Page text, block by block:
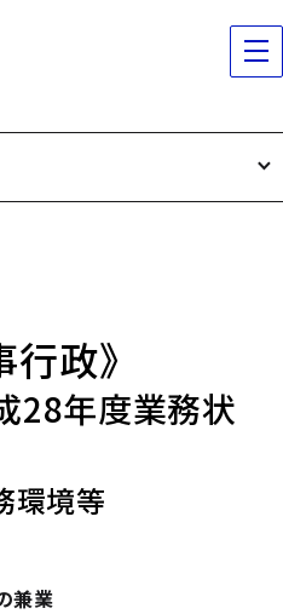
政》
28年度業務状
境等
兼業